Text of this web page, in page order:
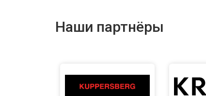
Наши партнёры